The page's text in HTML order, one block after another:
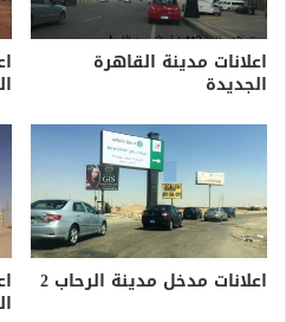
اعلانات مدينة القاهرة
الجديدة
اعلانات مدخل مدينة الرحاب 2